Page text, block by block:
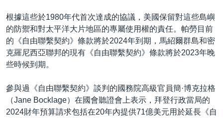
根據這些於1980年代首次達成的協議，美國保留對這些島嶼
的防禦和對太平洋大片地區的專屬使用權的責任。帕勞目前
的《自由聯繫契約》條款將於2024年到期，馬紹爾群島和密
克羅尼西亞聯邦的現有《自由聯繫契約》條款將於2023年晚
些時候到期。
參與過《自由聯繫契約》談判的國務院高級官員簡·博克拉格
（Jane Bocklage）在國會聽證會上表示，拜登行政當局的
2024財年預算請求包括在20年內提供71億美元用於延長《自